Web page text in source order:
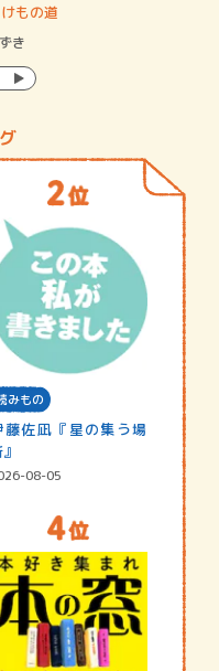
もの道
き
みもの
藤佐凪『星の集う場
08-05